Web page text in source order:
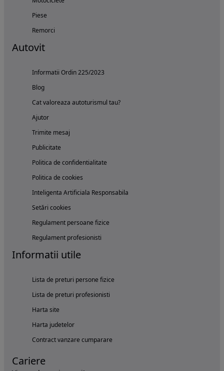
Piese
Remorci
Autovit
Informatii Ordin 225/2023
Blog
Cat valoreaza autoturismul tau?
Ajutor
Trimite mesaj
Publicitate
Politica de confidentialitate
Politica de cookies
Inteligenta Artificiala Responsabila
Setări cookies
Regulament persoane fizice
Regulament profesionisti
Informatii utile
Lista de preturi persone fizice
Lista de preturi profesionisti
Harta site
Harta judetelor
Contract vanzare cumparare
Cariere